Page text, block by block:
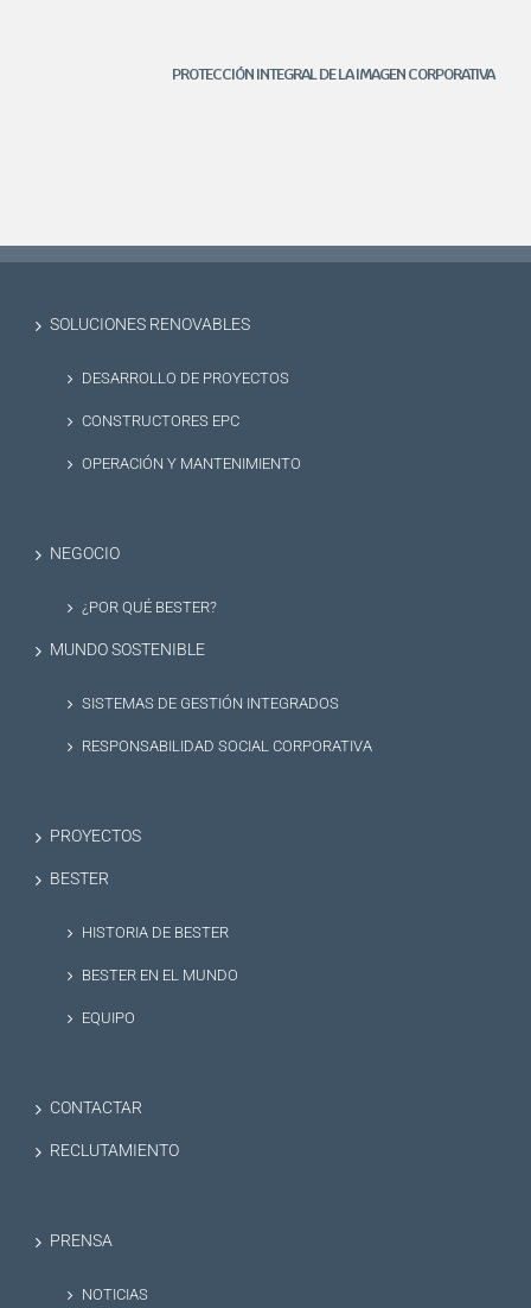
PROTECCIÓN INTEGRAL DE LA IMAGEN CORPORATIVA
SOLUCIONES RENOVABLES
DESARROLLO DE PROYECTOS
CONSTRUCTORES EPC
OPERACIÓN Y MANTENIMIENTO
NEGOCIO
¿POR QUÉ BESTER?
MUNDO SOSTENIBLE
SISTEMAS DE GESTIÓN INTEGRADOS
RESPONSABILIDAD SOCIAL CORPORATIVA
PROYECTOS
BESTER
HISTORIA DE BESTER
BESTER EN EL MUNDO
EQUIPO
CONTACTAR
RECLUTAMIENTO
PRENSA
NOTICIAS